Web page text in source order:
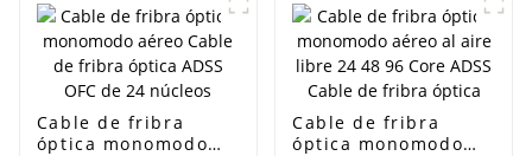
Cable de fribra
óptica monomodo
Cable de fribra
óptica monomodo